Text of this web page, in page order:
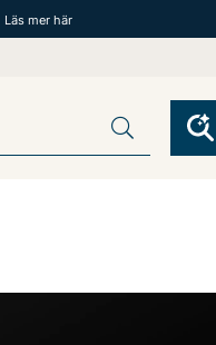
Läs mer här